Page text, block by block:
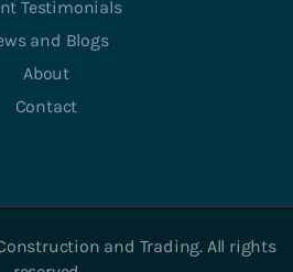
Testimonials
and Blogs
About
Contact
and Trading. All rights